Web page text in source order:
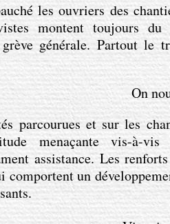
les ouvriers des
montent toujours
générale. Partout le
On
parcourues et sur les
menaçante vis-à-vis
assistance. Les
comportent un